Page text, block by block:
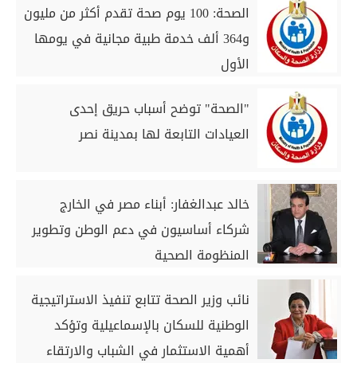
الصحة: 100 يوم صحة تقدم أكثر من مليون
و364 ألف خدمة طبية مجانية في يومها
الأول
"الصحة" توضح أسباب حريق إحدى
العيادات التابعة لها بمدينة نصر
خالد عبدالغفار: أبناء مصر في الخارج
شركاء أساسيون في دعم الوطن وتطوير
المنظومة الصحية
نائب وزير الصحة تتابع تنفيذ الاستراتيجية
الوطنية للسكان بالإسماعيلية وتؤكد
أهمية الاستثمار في الشباب والارتقاء